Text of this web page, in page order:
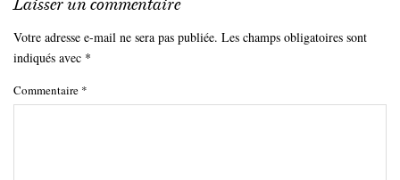
Laisser un commentaire
Votre adresse e-mail ne sera pas publiée. Les champs obligatoires sont
indiqués avec *
Commentaire *